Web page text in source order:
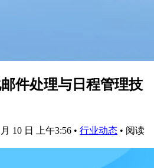
件处理与日程管理技
10 日 上午3:56 • 行业动态 • 阅读